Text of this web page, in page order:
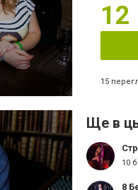
12
15
Ще в
10
8